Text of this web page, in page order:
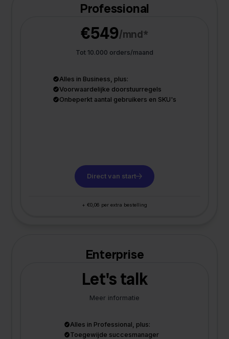
Professional
€549/mnd*
Tot 10.000 orders/maand
Alles in Business, plus:
Voorwaardelijke doorstuurregels
Onbeperkt aantal gebruikers en SKU's
Direct van start
+ €0,06 per extra bestelling
Enterprise
Let's talk
Meer informatie
Alles in Professional, plus:
Toegewijde succesmanager